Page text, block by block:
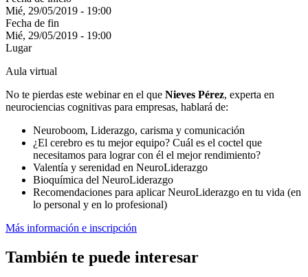
Mié, 29/05/2019 - 19:00
Fecha de fin
Mié, 29/05/2019 - 19:00
Lugar
Aula virtual
No te pierdas este webinar en el que Nieves Pérez, experta en
neurociencias cognitivas para empresas, hablará de:
Neuroboom, Liderazgo, carisma y comunicación
¿El cerebro es tu mejor equipo? Cuál es el coctel que
necesitamos para lograr con él el mejor rendimiento?
Valentía y serenidad en NeuroLiderazgo
Bioquímica del NeuroLiderazgo
Recomendaciones para aplicar NeuroLiderazgo en tu vida (en
lo personal y en lo profesional)
Más información e inscripción
También te puede interesar